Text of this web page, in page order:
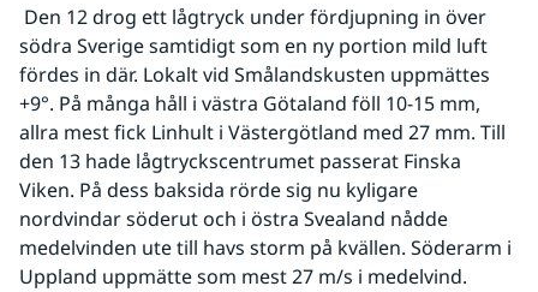
södra Sverige samtidigt som en ny portion mild luft
fördes in där. Lokalt vid Smålandskusten uppmättes
+9°. På många håll i västra Götaland föll 10-15 mm,
allra mest fick Linhult i Västergötland med 27 mm. Till
den 13 hade lågtryckscentrumet passerat Finska
Viken. På dess baksida rörde sig nu kyligare
nordvindar söderut och i östra Svealand nådde
medelvinden ute till havs storm på kvällen. Söderarm i
Uppland uppmätte som mest 27 m/s i medelvind.